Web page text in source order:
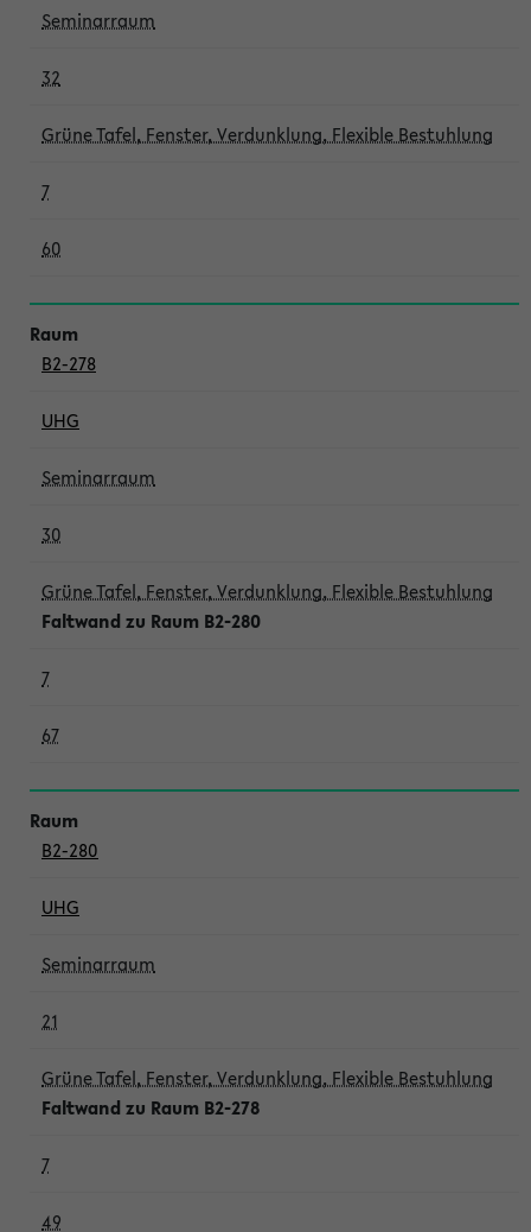
Seminarraum
32
Grüne Tafel, Fenster, Verdunklung, Flexible Bestuhlung
7
60
B2-278
UHG
Seminarraum
30
Grüne Tafel, Fenster, Verdunklung, Flexible Bestuhlung
Faltwand zu Raum B2-280
7
67
B2-280
UHG
Seminarraum
21
Grüne Tafel, Fenster, Verdunklung, Flexible Bestuhlung
Faltwand zu Raum B2-278
7
49